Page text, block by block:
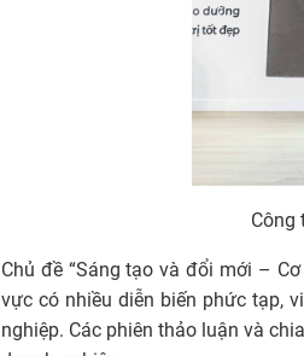
Công
Chủ đề “Sáng tạo và đổi mới –
vực có nhiều diễn biến phức tạp,
nghiệp. Các phiên thảo luận và